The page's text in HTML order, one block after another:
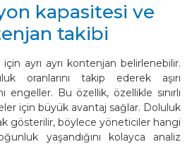
kapasitesi ve
takibi
ayrı ayrı kontenjan belirlenebilir.
oranlarını takip ederek aşırı
engeller. Bu özellik, özellikle sınırlı
için büyük avantaj sağlar. Doluluk
gösterilir, böylece yöneticiler hangi
yaşandığını kolayca analiz